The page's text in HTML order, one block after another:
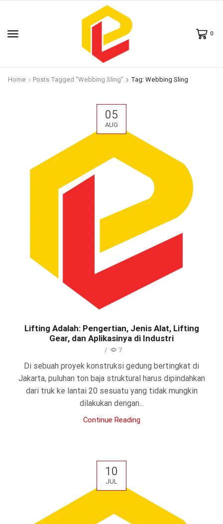
0
Home Posts Tagged "webbing Sling" Tag: Webbing Sling
05
AUG
Lifting Adalah: Pengertian, Jenis Alat, Lifting
Gear, dan Aplikasinya di Industri
/ 7
Di sebuah proyek konstruksi gedung bertingkat di
Jakarta, puluhan ton baja struktural harus dipindahkan
dari truk ke lantai 20 sesuatu yang tidak mungkin
dilakukan dengan...
Continue Reading
10
JUL